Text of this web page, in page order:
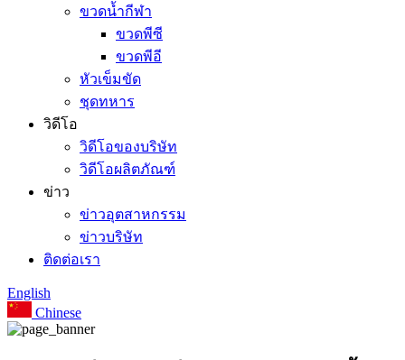
ขวดน้ำกีฬา
ขวดพีซี
ขวดพีอี
หัวเข็มขัด
ชุดทหาร
วิดีโอ
วิดีโอของบริษัท
วิดีโอผลิตภัณฑ์
ข่าว
ข่าวอุตสาหกรรม
ข่าวบริษัท
ติดต่อเรา
English
Chinese